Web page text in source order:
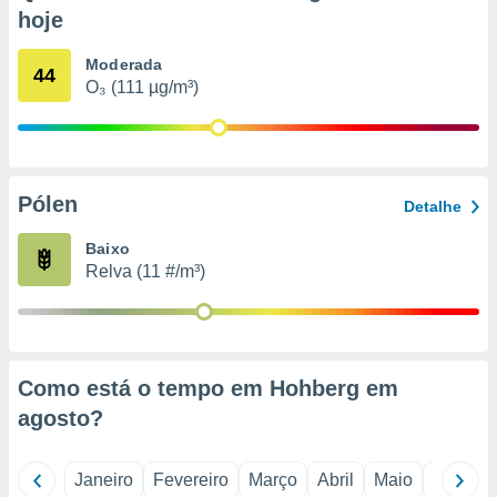
qual se
tal,
ou opor-
qualquer
o
num
hoje
44 Moderada
O₃ (111 µg/m³)
Pólen Detalhe
Baixo
Relva (11 #/m³)
Como está o tempo em Hohberg em
agosto?
Janeiro Fevereiro Março Abril Maio Junho